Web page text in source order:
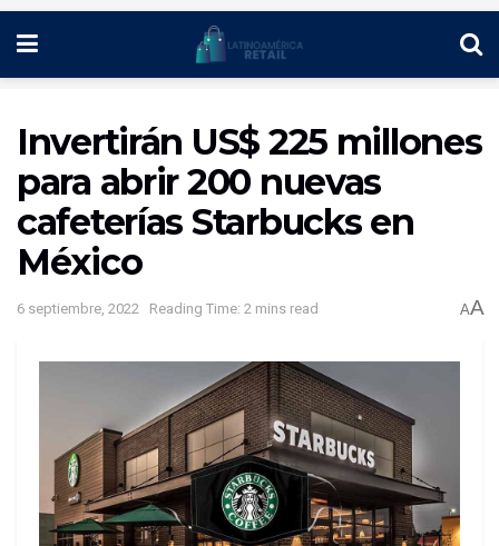
Invertirán US$ 225 millones
para abrir 200 nuevas
cafeterías Starbucks en
México
6 septiembre, 2022 Reading Time: 2 mins read AA